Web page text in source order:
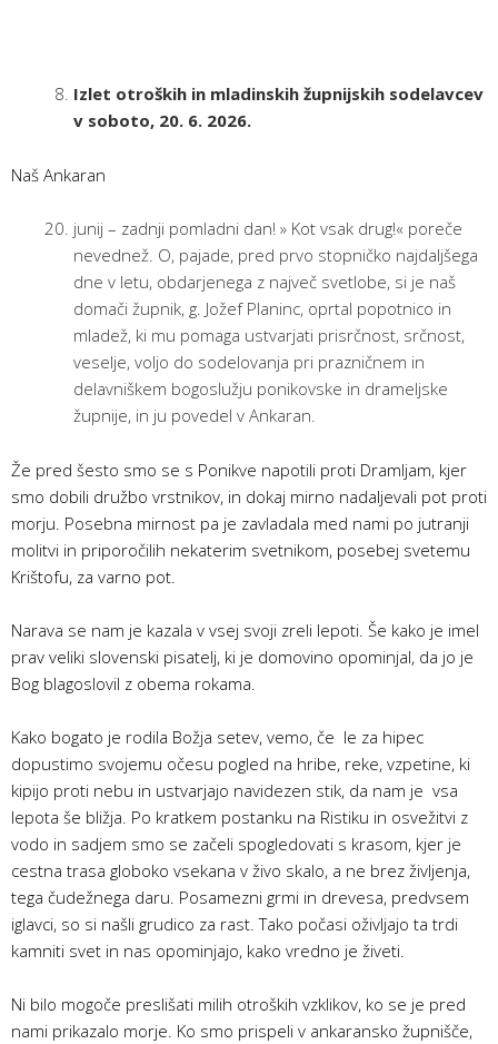
Izlet otroških in mladinskih župnijskih sodelavcev
v soboto, 20. 6. 2026.
Naš Ankaran
junij – zadnji pomladni dan! » Kot vsak drug!« poreče
nevednež. O, pajade, pred prvo stopničko najdaljšega
dne v letu, obdarjenega z največ svetlobe, si je naš
domači župnik, g. Jožef Planinc, oprtal popotnico in
mladež, ki mu pomaga ustvarjati prisrčnost, srčnost,
veselje, voljo do sodelovanja pri prazničnem in
delavniškem bogoslužju ponikovske in drameljske
župnije, in ju povedel v Ankaran.
Že pred šesto smo se s Ponikve napotili proti Dramljam, kjer
smo dobili družbo vrstnikov, in dokaj mirno nadaljevali pot proti
morju. Posebna mirnost pa je zavladala med nami po jutranji
molitvi in priporočilih nekaterim svetnikom, posebej svetemu
Krištofu, za varno pot.
Narava se nam je kazala v vsej svoji zreli lepoti. Še kako je imel
prav veliki slovenski pisatelj, ki je domovino opominjal, da jo je
Bog blagoslovil z obema rokama.
Kako bogato je rodila Božja setev, vemo, če le za hipec
dopustimo svojemu očesu pogled na hribe, reke, vzpetine, ki
kipijo proti nebu in ustvarjajo navidezen stik, da nam je vsa
lepota še bližja. Po kratkem postanku na Ristiku in osvežitvi z
vodo in sadjem smo se začeli spogledovati s krasom, kjer je
cestna trasa globoko vsekana v živo skalo, a ne brez življenja,
tega čudežnega daru. Posamezni grmi in drevesa, predvsem
iglavci, so si našli grudico za rast. Tako počasi oživljajo ta trdi
kamniti svet in nas opominjajo, kako vredno je živeti.
Ni bilo mogoče preslišati milih otroških vzklikov, ko se je pred
nami prikazalo morje. Ko smo prispeli v ankaransko župnišče,